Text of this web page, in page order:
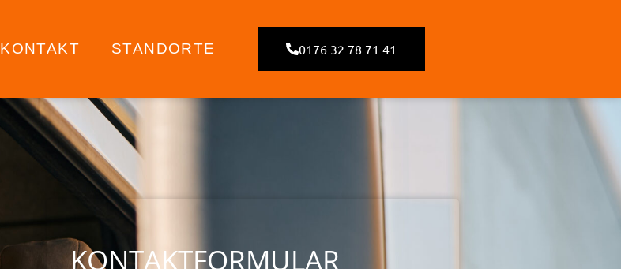
KONTAKT STANDORTE 0176 32 78 71 41
KONTAKTFORMULAR